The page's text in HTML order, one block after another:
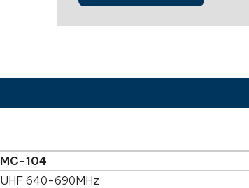
MC-104
UHF 640-690MHz